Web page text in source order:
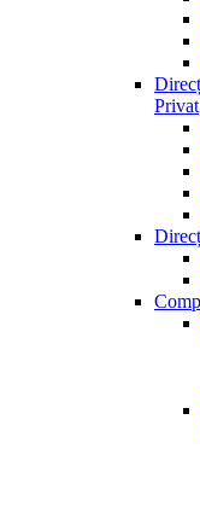
Privat